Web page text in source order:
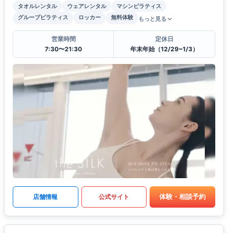
タオルレンタル ウェアレンタル
マシンピラティス
グループピラティス
ロッカー 無料体験 もっと見る
営業時間
7:30〜21:30
定休日
年末年始（12/29~1/3）
店舗情報 公式サイト 体験・相談予約